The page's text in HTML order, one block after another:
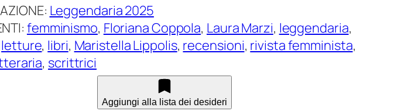
r
e
z
z
Leggendaria 2025
femminismo, Floriana Coppola, Laura Marzi, leggendaria
letture, libri, Maristella Lippolis, recensioni, rivista femminista
, scrittrici
Aggiungi alla lista dei desideri